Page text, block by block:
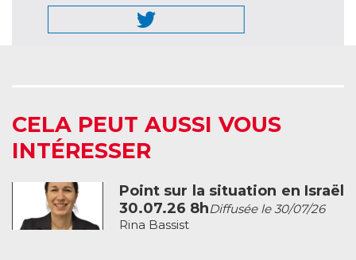
CELA PEUT AUSSI VOUS
INTÉRESSER
Point sur la situation en Israël
30.07.26 8hDiffusée le 30/07/26
Rina Bassist